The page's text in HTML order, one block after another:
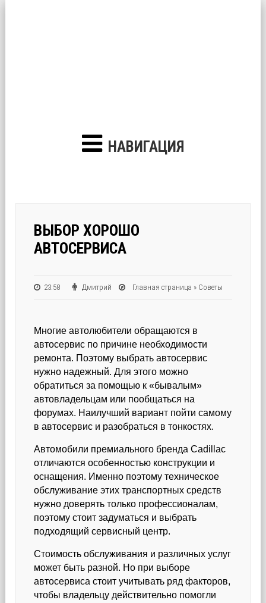
НАВИГАЦИЯ
ВЫБОР ХОРОШО
АВТОСЕРВИСА
23:58 Дмитрий Главная страница » Советы
Многие автолюбители обращаются в
автосервис по причине необходимости
ремонта. Поэтому выбрать автосервис
нужно надежный.Для этого можно
обратиться за помощью к «бывалым»
автовладельцам или пообщаться на
форумах. Наилучший вариант пойти самому
в автосервис и разобраться в тонкостях.
Автомобили премиального бренда Cadillac
отличаются особенностью конструкции и
оснащения. Именно поэтому техническое
обслуживание этих транспортных средств
нужно доверять только профессионалам,
поэтому стоит задуматься и выбрать
подходящий сервисный центр.
Стоимость обслуживания и различных услуг
может быть разной. Но при выборе
автосервиса стоит учитывать ряд факторов,
чтобы владельцу действительно помогли